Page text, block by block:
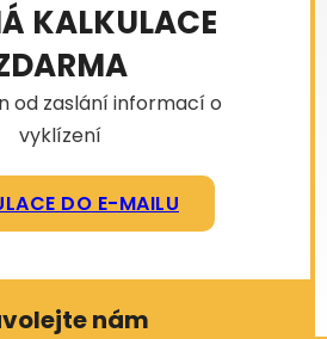
KALKULACE
od zaslání informací o
vyklízení
DO E-MAILU
nám